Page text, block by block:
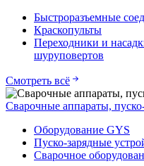
Быстроразъемные
Краскопульты
Переходники и
шуруповертов
Смотреть всё
Сварочные аппараты,
Оборудование GYS
Пуско-зарядные
Сварочное